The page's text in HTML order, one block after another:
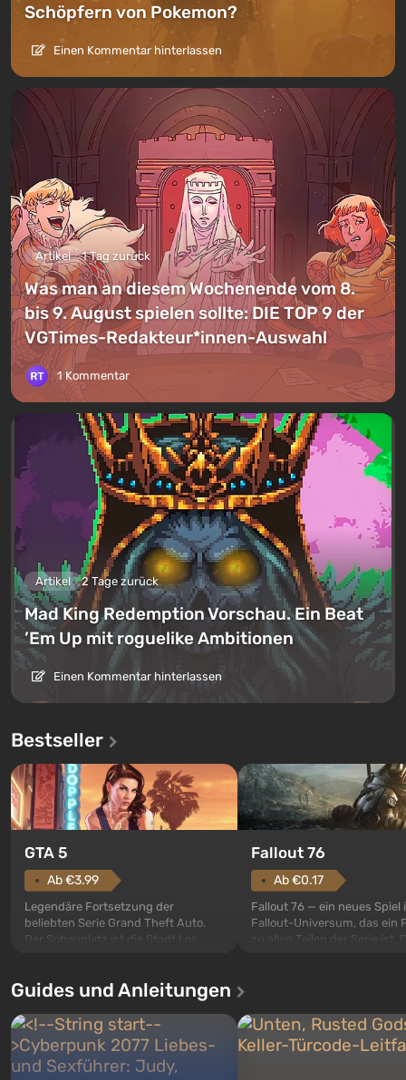
Schöpfern von Pokemon?
Einen Kommentar hinterlassen
Artikel 1 Tag zurück
Was man an diesem Wochenende vom 8.
bis 9. August spielen sollte: DIE TOP 9 der
VGTimes-Redakteur*innen-Auswahl
1 Kommentar
Artikel 2 Tage zurück
Mad King Redemption Vorschau. Ein Beat
’Em Up mit roguelike Ambitionen
Einen Kommentar hinterlassen
Bestseller
GTA 5
Ab €3.99
Legendäre Fortsetzung der
beliebten Serie Grand Theft Auto.
Der Schauplatz ist die Stadt Los
ersten Mal erzählt das Spiel die
Geschichte von drei Charakteren:
Michael, Trevor und Franklin,
zwischen denen Sie jederzeit
wechse...
Fallout 76
Ab €0.17
Fallout 76 — ein neues Spiel
Fallout-Universum, das ein
zu allen Teilen der Serie ist.
nach dem Abwurf von
auf Amerika geöffnet wird.
Guides und Anleitungen